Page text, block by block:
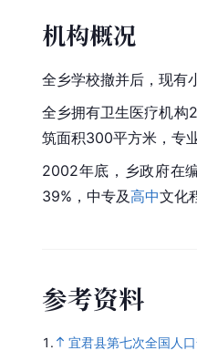
机构概况
全乡学校撤并后，现有
全乡拥有卫生医疗机构
筑面积300平方米，专
2002年底，乡政府在
39%，中专及高中文化
参考资料
1. 宜君县第七次全国人